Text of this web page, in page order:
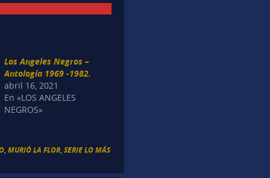
Los Angeles Negros –
Antología 1969 -1982.
abril 16, 2021
En «LOS ANGELES
NEGROS»
,MURIÓ LA FLOR ,SERIE LO MÁS